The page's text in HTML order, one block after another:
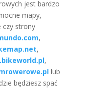
jest bardzo
mapy,
czy strony
,
,
,
lub
będziesz spać